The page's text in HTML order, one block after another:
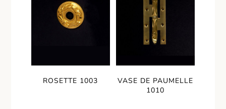
ROSETTE 1003
VASE DE PAUMELLE
1010